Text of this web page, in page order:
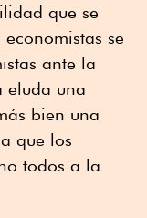
que se
se
ante la
eluda una
bien una
que los
todos a la